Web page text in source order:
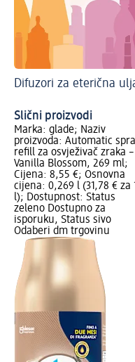
Difuzori za eterična
Slični proizvodi
Marka: glade; Naziv
proizvoda: Automatic
refill za osvježivač zraka –
Vanilla Blossom, 269 ml;
Cijena: 8,55 €; Osnovna
cijena: 0,269 l (31,78 € za 1
l); Dostupnost: Status
zeleno Dostupno za
isporuku, Status sivo
Odaberi dm trgovinu